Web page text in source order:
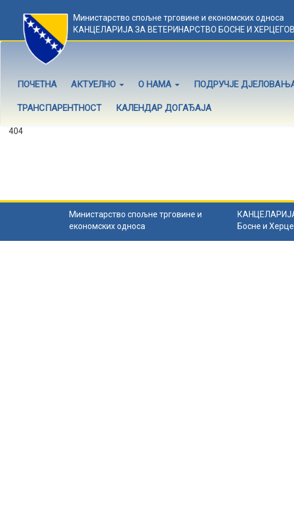
Министарство спољне трговине и економских односа
КАНЦЕЛАРИЈА ЗА ВЕТЕРИНАРСТВО БОСНЕ И
ПОЧЕТНА АКТУЕЛНО О НАМА ПОДРУЧЈЕ
ТРАНСПАРЕНТНОСТ КАЛЕНДАР ДОГАЂАЈА
404
Министарство спољне трговине и
економских односа
Босне и